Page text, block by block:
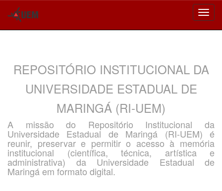
REPOSITÓRIO INSTITUCIONAL DA
UNIVERSIDADE ESTADUAL DE
MARINGÁ (RI-UEM)
A missão do Repositório Institucional da
Universidade Estadual de Maringá (RI-UEM) é
reunir, preservar e permitir o acesso à memória
institucional (científica, técnica, artística e
administrativa) da Universidade Estadual de
Maringá em formato digital.